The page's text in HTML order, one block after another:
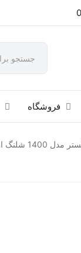
فروشگاه
شلنگ از بالا